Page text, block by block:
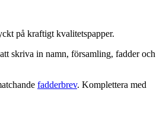
på kraftigt kvalitetspapper.
skriva in namn, församling, fadder och
fadderbrev. Komplettera med